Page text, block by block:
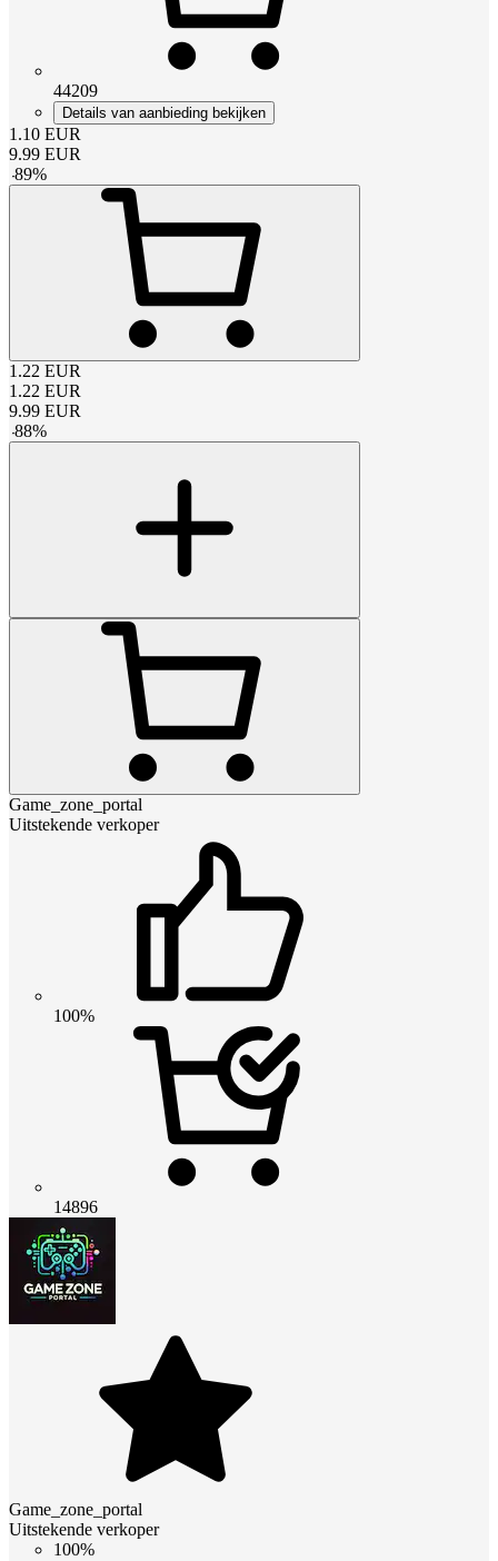
44209
Details van aanbieding bekijken
1.10 EUR
9.99 EUR
-89%
1.22 EUR
1.22 EUR
9.99 EUR
-88%
Game_zone_portal
Uitstekende verkoper
100%
14896
Game_zone_portal
Uitstekende verkoper
100%